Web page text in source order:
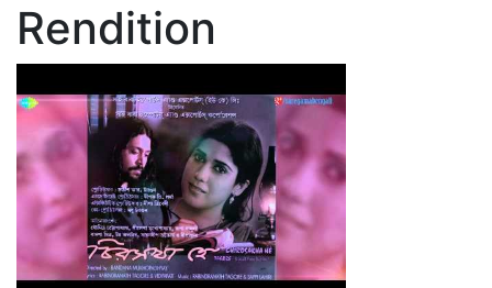
Rendition